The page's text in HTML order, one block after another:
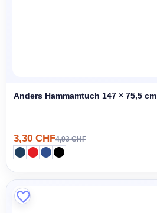
Anders Hammamtuch 147 × 75,5 cm
3,30 CHF4,93 CHF